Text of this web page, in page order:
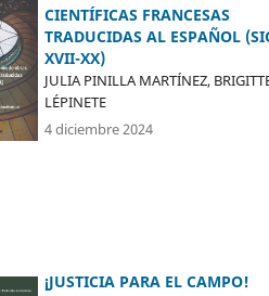
CIENTÍFICAS FRANCESAS
TRADUCIDAS AL ESPAÑOL
XVII-XX)
JULIA PINILLA MARTÍNEZ,
LÉPINETE
4 diciembre 2024
¡JUSTICIA PARA EL CAMPO!